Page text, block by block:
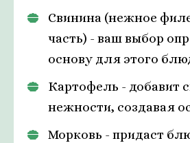
Свинина (нежное
часть) - ваш выбор
основу для этого
Картофель - добавит
нежности, создавая
Морковь - придаст